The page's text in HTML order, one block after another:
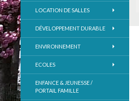
LOCATION DE SALLES
DÉVELOPPEMENT DURABLE
ENVIRONNEMENT
ECOLES
ENFANCE & JEUNESSE /
PORTAIL FAMILLE